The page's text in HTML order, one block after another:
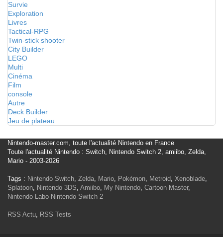
Survie
Exploration
Livres
Tactical-RPG
Twin-stick shooter
City Builder
LEGO
Multi
Cinéma
Film
console
Autre
Deck Builder
Jeu de plateau
Nintendo-master.com, toute l'actualité Nintendo en France
Toute l'actualité Nintendo : Switch, Nintendo Switch 2, amiibo, Zelda,
Mario - 2003-2026
Tags : Nintendo Switch, Zelda, Mario, Pokémon, Metroid, Xenoblade,
Splatoon, Nintendo 3DS, Amiibo, My Nintendo, Cartoon Master,
Nintendo Labo Nintendo Switch 2
RSS Actu, RSS Tests